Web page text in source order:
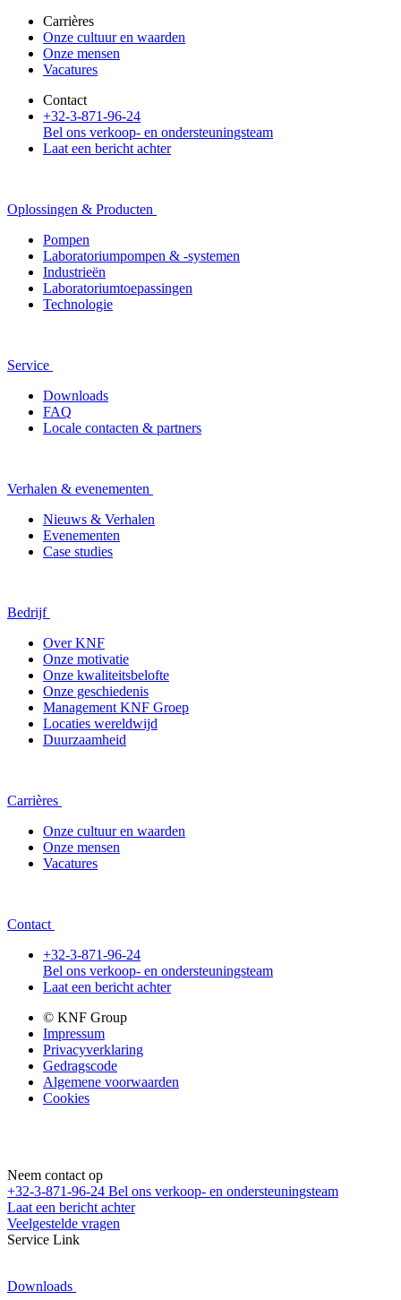
Carrières
Onze cultuur en waarden
Onze mensen
Vacatures
Contact
+32-3-871-96-24
Bel ons verkoop- en ondersteuningsteam
Laat een bericht achter
Oplossingen & Producten
Pompen
Laboratoriumpompen & -systemen
Industrieën
Laboratoriumtoepassingen
Technologie
Service
Downloads
FAQ
Locale contacten & partners
Verhalen & evenementen
Nieuws & Verhalen
Evenementen
Case studies
Bedrijf
Over KNF
Onze motivatie
Onze kwaliteitsbelofte
Onze geschiedenis
Management KNF Groep
Locaties wereldwijd
Duurzaamheid
Carrières
Onze cultuur en waarden
Onze mensen
Vacatures
Contact
+32-3-871-96-24
Bel ons verkoop- en ondersteuningsteam
Laat een bericht achter
© KNF Group
Impressum
Privacyverklaring
Gedragscode
Algemene voorwaarden
Cookies
Neem contact op
+32-3-871-96-24 Bel ons verkoop- en ondersteuningsteam
Laat een bericht achter
Veelgestelde vragen
Service Link
Downloads